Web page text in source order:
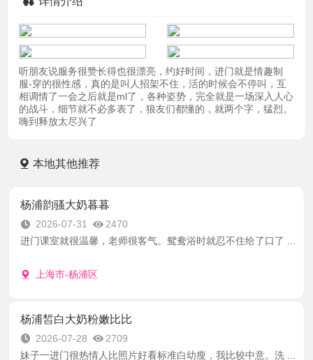
听朋友说服务很赞长得也很漂亮，约好时间，进门就是情趣制
服-穿的很性感，真的是叫人招架不住，活的时候会不停叫，互
相调情了一会之后就是ml了，各种姿势，完全就是一场深入人心
的战斗，细节就不必多表了，狼友们都懂的，就两个字，猛烈。
嗨到释放太尽兴了
本地其他推荐
杨浦韵骚大奶暮暮
2026-07-31
2470
进门课室就很温馨，老师很客气。鸳鸯浴时就忍不住给了口了 ...
上海市-杨浦区
杨浦皙白大奶粉嫩比比
2026-07-28
2709
妹子一进门很热情人比照片好看标准白幼瘦，我比较中意。洗 ...